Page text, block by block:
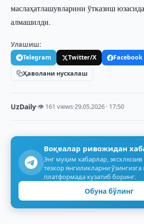
маслаҳатлашувларини ўтказиш
алмашилди.
Улашиш:
Telegram Twitter/X
Facebook
Ҳаволани нусхалаш
UzDaily·👁 161 views·29.05.2026 · 17:50
Воқеалар ривожидан
Энг муҳим хабарлар,
тезкор янгиликларни ўзингизга
платформада кузатиб боринг.
Обуна бўлинг